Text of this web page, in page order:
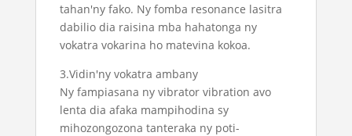
tahan'ny fako. Ny fomba resonance lasitra
dabilio dia raisina mba hahatonga ny
vokatra vokarina ho matevina kokoa.
3.Vidin'ny vokatra ambany
Ny fampiasana ny vibrator vibration avo
lenta dia afaka mampihodina sy
mihozongozona tanteraka ny poti-